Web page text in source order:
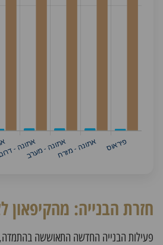
חזרת הבנייה: מהקיפאון
פעילות הבנייה החדשה התאוששה